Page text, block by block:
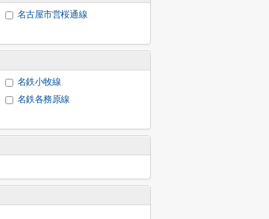
名古屋市営桜通線
名鉄小牧線
名鉄各務原線